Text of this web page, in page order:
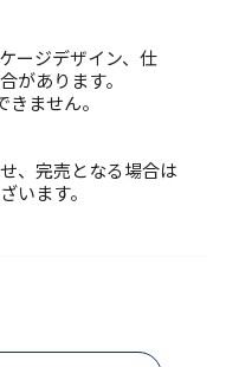
ージデザイン、仕
があります。
ません。
、完売となる場合は
います。